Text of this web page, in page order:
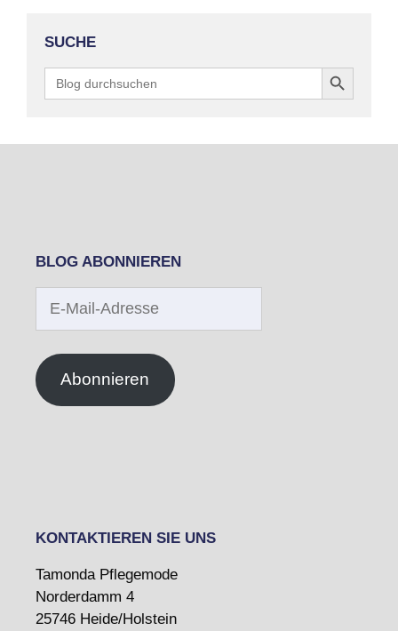
SUCHE
for:
Search Button
BLOG ABONNIEREN
Abonnieren
KONTAKTIEREN SIE UNS
Tamonda Pflegemode
Norderdamm 4
25746 Heide/Holstein